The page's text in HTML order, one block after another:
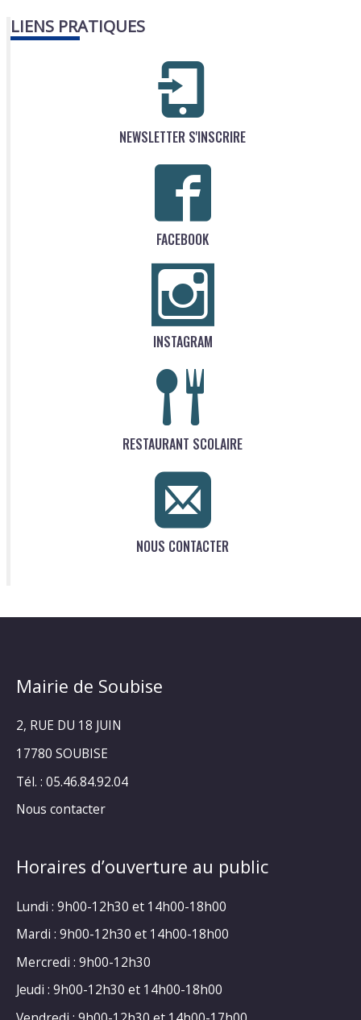
LIENS PRATIQUES
NEWSLETTER S'INSCRIRE
FACEBOOK
INSTAGRAM
RESTAURANT SCOLAIRE
NOUS CONTACTER
Mairie de Soubise
2, RUE DU 18 JUIN
17780 SOUBISE
Tél. : 05.46.84.92.04
Nous contacter
Horaires d’ouverture au public
Lundi : 9h00-12h30 et 14h00-18h00
Mardi : 9h00-12h30 et 14h00-18h00
Mercredi : 9h00-12h30
Jeudi : 9h00-12h30 et 14h00-18h00